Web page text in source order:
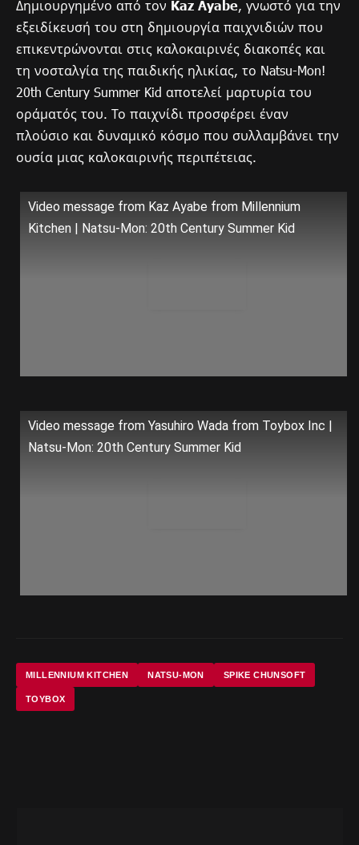
Δημιουργημένο από τον Kaz Ayabe, γνωστό για την
εξειδίκευσή του στη δημιουργία παιχνιδιών που
επικεντρώνονται στις καλοκαιρινές διακοπές και
τη νοσταλγία της παιδικής ηλικίας, το Natsu-Mon!
20th Century Summer Kid αποτελεί μαρτυρία του
οράματός του. Το παιχνίδι προσφέρει έναν
πλούσιο και δυναμικό κόσμο που συλλαμβάνει την
ουσία μιας καλοκαιρινής περιπέτειας.
Video message from Kaz Ayabe from Millennium
Kitchen | Natsu-Mon: 20th Century Summer Kid
Video message from Yasuhiro Wada from Toybox Inc |
Natsu-Mon: 20th Century Summer Kid
MILLENNIUM KITCHEN NATSU-MON SPIKE CHUNSOFT
TOYBOX